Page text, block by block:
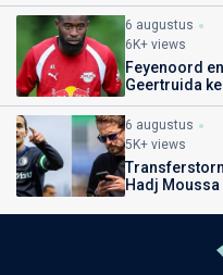
6 augustus
6K+ views
Feyenoord
Geertruida
6 augustus
5K+ views
Hadj